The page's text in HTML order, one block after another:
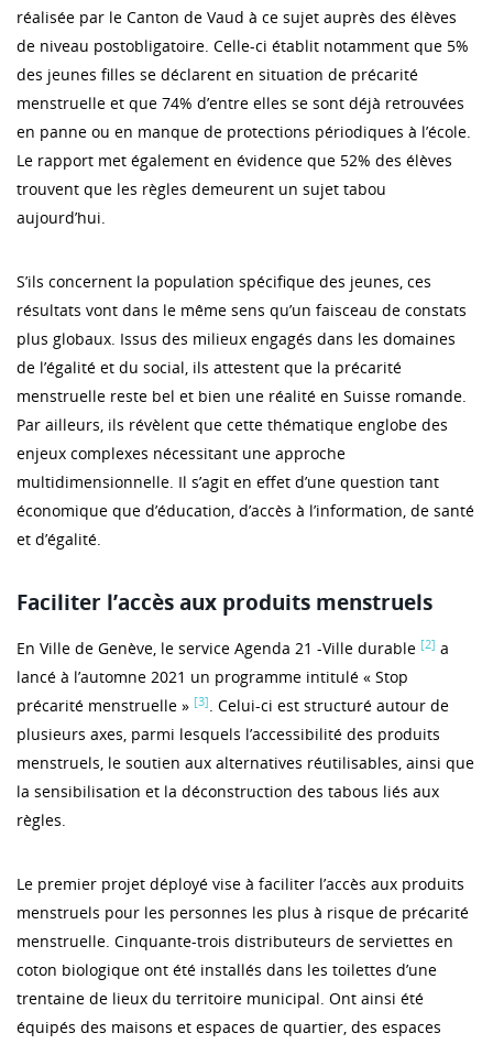
réalisée par le Canton de Vaud à ce sujet auprès des élèves
de niveau postobligatoire. Celle-ci établit notamment que 5%
des jeunes filles se déclarent en situation de précarité
menstruelle et que 74% d’entre elles se sont déjà retrouvées
en panne ou en manque de protections périodiques à l’école.
Le rapport met également en évidence que 52% des élèves
trouvent que les règles demeurent un sujet tabou
aujourd’hui.
S’ils concernent la population spécifique des jeunes, ces
résultats vont dans le même sens qu’un faisceau de constats
plus globaux. Issus des milieux engagés dans les domaines
de l’égalité et du social, ils attestent que la précarité
menstruelle reste bel et bien une réalité en Suisse romande.
Par ailleurs, ils révèlent que cette thématique englobe des
enjeux complexes nécessitant une approche
multidimensionnelle. Il s’agit en effet d’une question tant
économique que d’éducation, d’accès à l’information, de santé
et d’égalité.
Faciliter l’accès aux produits menstruels
En Ville de Genève, le service Agenda 21 -Ville durable [2] a
lancé à l’automne 2021 un programme intitulé « Stop
précarité menstruelle » [3]. Celui-ci est structuré autour de
plusieurs axes, parmi lesquels l’accessibilité des produits
menstruels, le soutien aux alternatives réutilisables, ainsi que
la sensibilisation et la déconstruction des tabous liés aux
règles.
Le premier projet déployé vise à faciliter l’accès aux produits
menstruels pour les personnes les plus à risque de précarité
menstruelle. Cinquante-trois distributeurs de serviettes en
coton biologique ont été installés dans les toilettes d’une
trentaine de lieux du territoire municipal. Ont ainsi été
équipés des maisons et espaces de quartier, des espaces